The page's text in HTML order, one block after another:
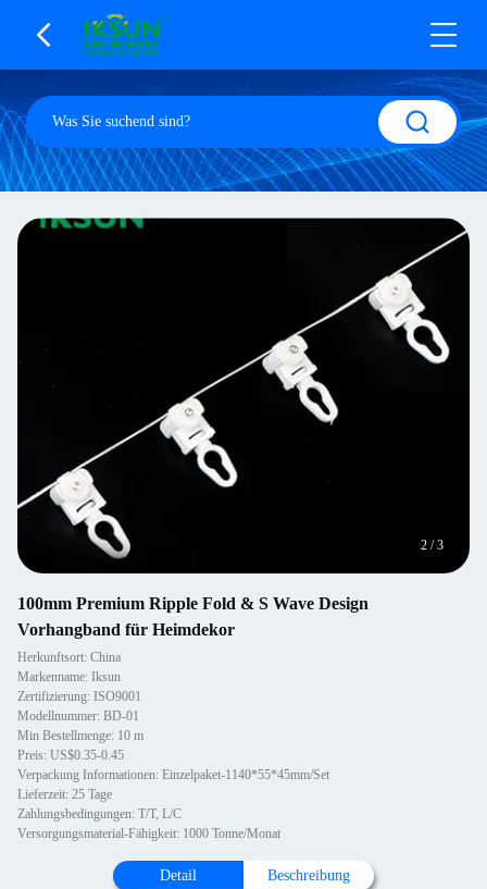
2 /3
100mm Premium Ripple Fold & S Wave Design
Vorhangband für Heimdekor
Herkunftsort: China
Markenname: Iksun
Zertifizierung: ISO9001
Modellnummer: BD-01
Min Bestellmenge: 10 m
Preis: US$0.35-0.45
Verpackung Informationen: Einzelpaket-1140*55*45mm/Set
Lieferzeit: 25 Tage
Zahlungsbedingungen: T/T, L/C
Versorgungsmaterial-Fähigkeit: 1000 Tonne/Monat
Detail Beschreibung